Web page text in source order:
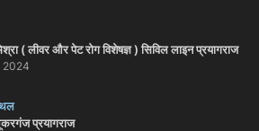
( लीवर और पेट रोग विशेषज्ञ ) सिविल लाइन प्रयागराज
2024
प्रयागराज